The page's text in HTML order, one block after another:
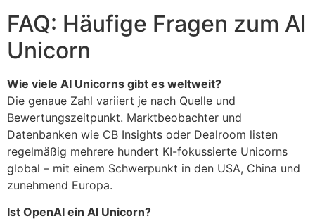
FAQ: Häufige Fragen zum AI
Unicorn
Wie viele AI Unicorns gibt es weltweit?
Die genaue Zahl variiert je nach Quelle und
Bewertungszeitpunkt. Marktbeobachter und
Datenbanken wie CB Insights oder Dealroom listen
regelmäßig mehrere hundert KI-fokussierte Unicorns
global – mit einem Schwerpunkt in den USA, China und
zunehmend Europa.
Ist OpenAI ein AI Unicorn?